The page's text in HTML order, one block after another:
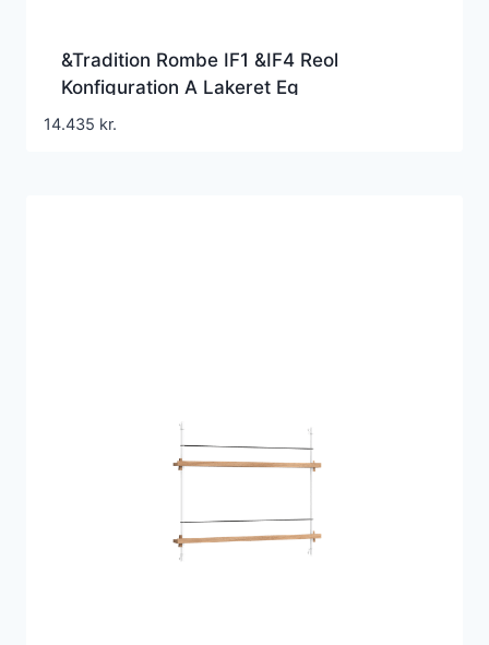
&Tradition Rombe IF1 &IF4 Reol
Konfiguration A Lakeret Eg
14.435 kr.